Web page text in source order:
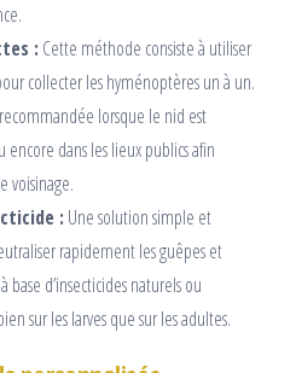
: Cette méthode consiste à utiliser
collecter les hyménoptères un à un.
lorsque le nid est
dans les lieux publics afin
voisinage.
: Une solution simple et
rapidement les guêpes et
d’insecticides naturels ou
sur les larves que sur les adultes.